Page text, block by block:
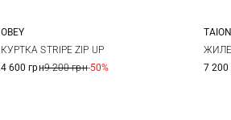
M L
OBEY
КУРТКА STRIPE ZIP UP
4 600 грн9 200 грн-50%
S
7 200